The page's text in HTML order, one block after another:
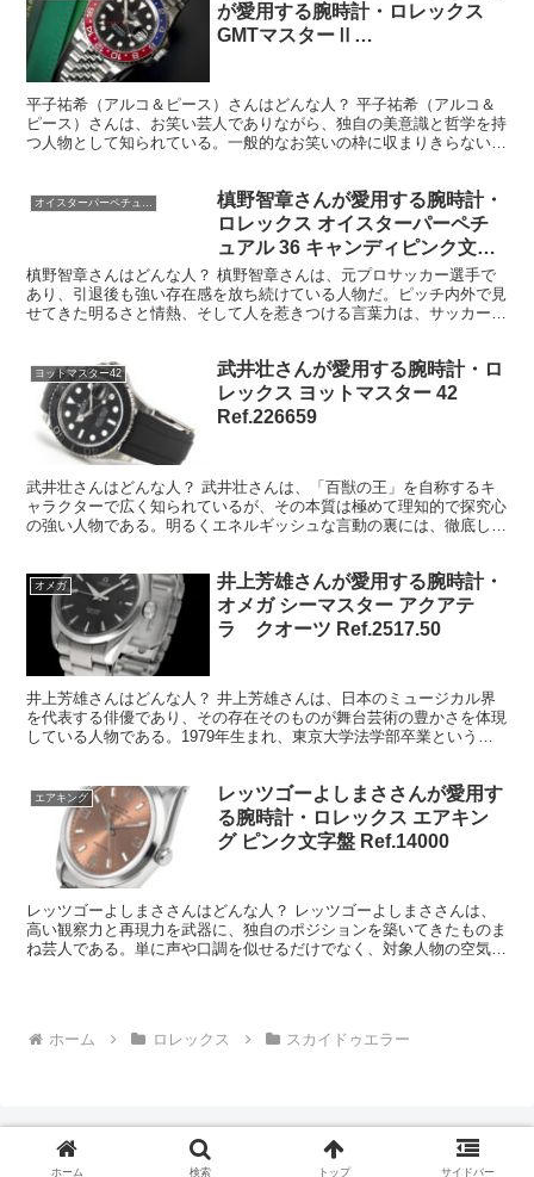
が愛用する腕時計・ロレックス
GMTマスターⅡ
平子祐希（アルコ＆ピース）さんはどんな人？ 平子祐希（アルコ＆
ピース）さんは、お笑い芸人でありながら、独自の美意識と哲学を持
つ人物として知られている。一般的なお笑いの枠に収まりきらない存
オイスターパーペチュアル
槙野智章さんが愛用する腕時計・
ロレックス オイスターパーペチ
ュアル 36 キャンディピンク文字
盤 Ref.126000
槙野智章さんはどんな人？ 槙野智章さんは、元プロサッカー選手で
あり、引退後も強い存在感を放ち続けている人物だ。ピッチ内外で見
せてきた明るさと情熱、そして人を惹きつける言葉力は、サッカー選
ヨットマスター42
武井壮さんが愛用する腕時計・ロ
レックス ヨットマスター 42
Ref.226659
武井壮さんはどんな人？ 武井壮さんは、「百獣の王」を自称するキ
ャラクターで広く知られているが、その本質は極めて理知的で探究心
の強い人物である。明るくエネルギッシュな言動の裏には、徹底した
オメガ
井上芳雄さんが愛用する腕時計・
オメガ シーマスター アクアテ
ラ クオーツ Ref.2517.50
井上芳雄さんはどんな人？ 井上芳雄さんは、日本のミュージカル界
を代表する俳優であり、その存在そのものが舞台芸術の豊かさを体現
している人物である。1979年生まれ、東京大学法学部卒業という異
エアキング
レッツゴーよしまささんが愛用す
る腕時計・ロレックス エアキン
グ ピンク文字盤 Ref.14000
レッツゴーよしまささんはどんな人？ レッツゴーよしまささんは、
高い観察力と再現力を武器に、独自のポジションを築いてきたものま
ね芸人である。単に声や口調を似せるだけでなく、対象人物の空気感
ホーム ロレックス スカイドゥエラー
ホーム 検索 トップ サイドバー